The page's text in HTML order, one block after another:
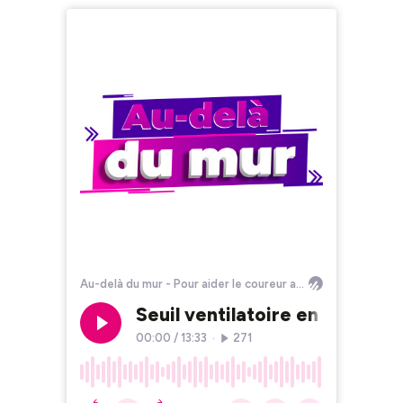
Au-delà du mur - Pour aider le coureur amateur à progresser en course à pied
Seuil ventilatoire en course
00:00 / 13:33 271